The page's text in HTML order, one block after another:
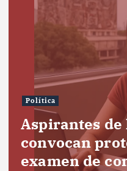
Política
Aspirantes de
convocan
examen de